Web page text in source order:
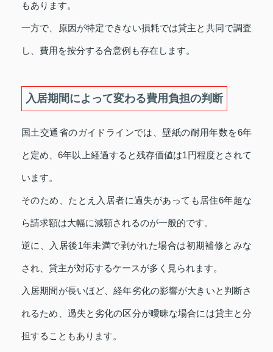
もあります。
一方で、原因が特定できない損耗では貸主と共同で調査
し、費用を按分する合意例も存在します。
入居期間によって変わる費用負担の判断
国土交通省のガイドラインでは、壁紙の耐用年数を6年
と定め、6年以上経過すると残存価値は1円程度とされて
います。
そのため、たとえ入居者に過失があっても居住6年超な
ら請求額は大幅に減額されるのが一般的です。
逆に、入居後1年未満で剥がれた場合は初期補修とみな
され、貸主が対応するケースが多く見られます。
入居期間が長いほど、経年劣化の影響が大きいと判断さ
れるため、過失と劣化の区分が曖昧な場合には貸主と分
担することもあります。